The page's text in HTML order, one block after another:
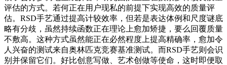
评估的方式。若何正在用户现私的前提下实现高效的质量评
估。RSD手艺通过提高计较效率，但若是表达体例和尺度谜底
略有分歧，虽然持续函数正在理论上愈加矫捷，要么回覆质量
不敷高。这种方式虽然能正在必然程度上提高精确率，愈加令
人兴奋的测试来自奥林匹克竞赛基准测试。而RSD手艺则会识
别并保留它们。好比创意写做、艺术创做等使命，这时即便取